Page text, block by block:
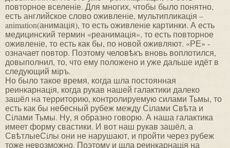
повторное вселенiе. Для многих, чтобы было понятно,
есть английское слово оживленiе, мультипликацiя –
animation(анимацiя), то есть оживленiе картинки. А есть
медицинский термин «реанимацiя», то есть повторное
оживленiе, то есть как бы, по новой оживляют. «РЕ» -
означает повтор. Поэтому человѣкъ вновь воплотился,
довыполнил, то, что ему положено и уже дальше идёт в
следующий мiръ.
Но было такое время, когда шла постоянная
реинкарнацiя, когда рукав нашей галактики далеко
зашёл на территорию, контролируемую силами Тьмы, то
есть как бы небесный рубеж между Сiлами Свѣта и
Сiлами Тьмы. Ну, я образно говорю. А наша галактика
имеет форму свастики. И вот наш рукав зашёл, а
СвѣтлыеСiлы они не нарушают, и пройти через рубеж
тоже невозможно. Поэтому и шла реинкарнацiя на